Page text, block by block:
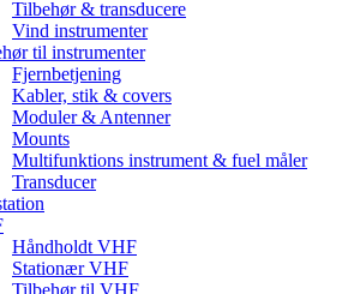
Tilbehør & transducere
Vind instrumenter
til instrumenter
Fjernbetjening
Kabler, stik & covers
Moduler & Antenner
Mounts
Multifunktions instrument & fuel måler
Transducer
Håndholdt VHF
Stationær VHF